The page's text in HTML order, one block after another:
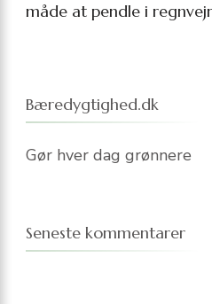
måde at pendle i
Bæredygtighed.dk
Gør hver dag grønnere
Seneste kommentarer